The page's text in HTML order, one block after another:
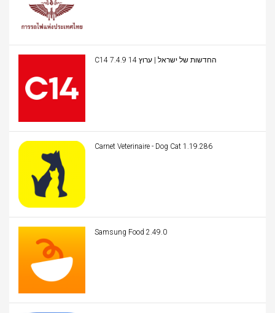
C14 החדשות של ישראל | ערוץ 14 7.4.9
Carnet Veterinaire - Dog Cat 1.19.286
Samsung Food 2.49.0